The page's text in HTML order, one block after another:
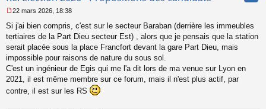
e
s
g
e
n
o
22 mars 2026, 18:38
Si j'ai bien compris, c'est sur le secteur Baraban (derrière les immeubles
tertiaires de la Part Dieu secteur Est) , alors que je pensais que la station
serait placée sous la place Francfort devant la gare Part Dieu, mais
impossible pour raisons de nature du sous sol.
C'est un ingénieur de Egis qui me l'a dit lors de ma venue sur Lyon en
2021, il est même membre sur ce forum, mais il n'est plus actif, par
contre, il est sur les RS